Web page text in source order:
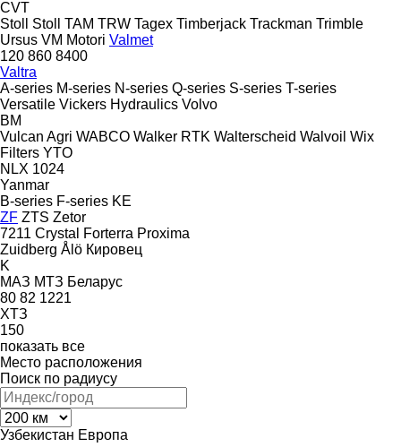
CVT
Stoll
Stoll TAM TRW Tagex Timberjack Trackman Trimble
Ursus VM Motori Valmet
120 860 8400
Valtra
A-series M-series N-series Q-series S-series T-series
Versatile Vickers Hydraulics Volvo
BM
Vulcan Agri WABCO Walker RTK Walterscheid Walvoil Wix
Filters YTO
NLX 1024
Yanmar
B-series F-series KE
ZF ZTS Zetor
7211 Crystal Forterra Proxima
Zuidberg Ålö Кировец
K
МАЗ МТЗ Беларус
80 82 1221
ХТЗ
150
показать все
Место расположения
Поиск по радиусу
Узбекистан Европа